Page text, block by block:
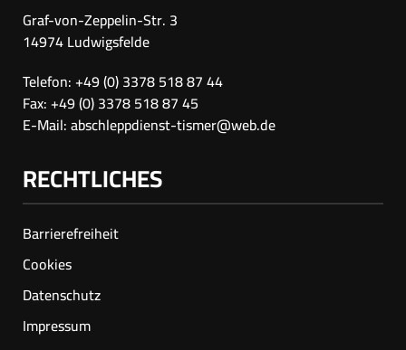
Graf-von-Zeppelin-Str. 3
14974 Ludwigsfelde
Telefon: +49 (0) 3378 518 87 44
Fax: +49 (0) 3378 518 87 45
E-Mail:abschleppdienst-tismer@web.de
RECHTLICHES
Barrierefreiheit
Cookies
Datenschutz
Impressum